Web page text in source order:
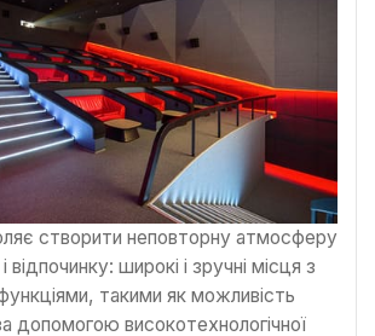
створити неповторну атмосферу
широкі і зручні місця з
такими як можливість
допомогою високотехнологічної